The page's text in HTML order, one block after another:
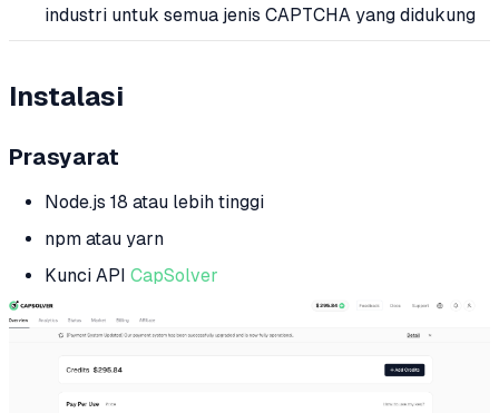
industri untuk semua jenis CAPTCHA yang didukung
Instalasi
Prasyarat
Node.js 18 atau lebih tinggi
npm atau yarn
Kunci API CapSolver